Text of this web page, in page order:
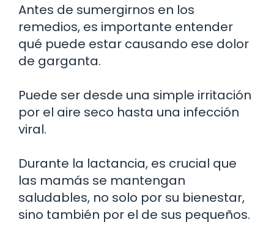
Antes de sumergirnos en los
remedios, es importante entender
qué puede estar causando ese dolor
de garganta.
Puede ser desde una simple irritación
por el aire seco hasta una infección
viral.
Durante la lactancia, es crucial que
las mamás se mantengan
saludables, no solo por su bienestar,
sino también por el de sus pequeños.